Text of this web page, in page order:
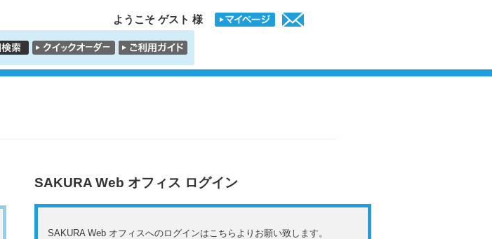
ようこそ ゲスト 様
SAKURA Web オフィス ログイン
SAKURA Web オフィスへのログインはこちらよりお願い致します。